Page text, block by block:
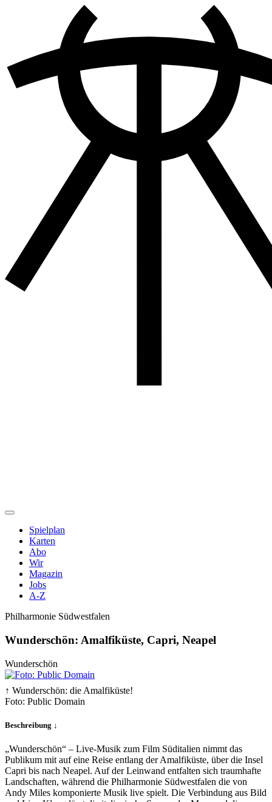
Spielplan
Karten
Abo
Wir
Magazin
Jobs
A-Z
Philharmonie Südwestfalen
Wunderschön: Amalfiküste, Capri, Neapel
Wunderschön
↑ Wunderschön: die Amalfiküste!
Foto: Public Domain
Beschreibung ↓
„Wunderschön“ – Live-Musik zum Film Süditalien nimmt das
Publikum mit auf eine Reise entlang der Amalfiküste, über die Insel
Capri bis nach Neapel. Auf der Leinwand entfalten sich traumhafte
Landschaften, während die Philharmonie Südwestfalen die von
Andy Miles komponierte Musik live spielt. Die Verbindung aus Bild